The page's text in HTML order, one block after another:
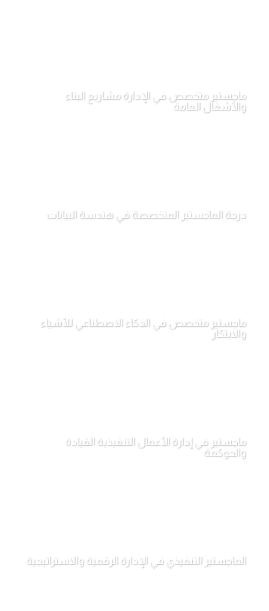
ماجستير متخصص في الإدارة مشاريع البناء
والأشغال العامة
درجة الماجستير المتخصصة في هندسة البيانات
ماجستير متخصص في الذكاء الاصطناعي للأشياء
والابتكار
ماجستير في إدارة الأعمال التنفيذية القيادة
والحوكمة
الماجستير التنفيذي في الإدارة الرقمية والاستراتيجية